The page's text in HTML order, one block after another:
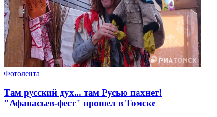
Фотолента
Там русский дух... там Русью пахнет!
"Афанасьев-фест" прошел в Томске